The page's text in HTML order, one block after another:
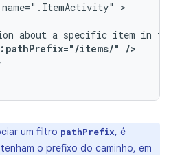
about a specific item in
items/" />
um filtro pathPrefix, é
o prefixo do caminho, em